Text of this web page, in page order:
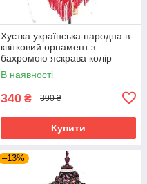
Хустка українська народна в
квітковий орнамент з
бахромою яскрава колір
червоний 110*110
В наявності
340 ₴ 390 ₴
Купити
–13%